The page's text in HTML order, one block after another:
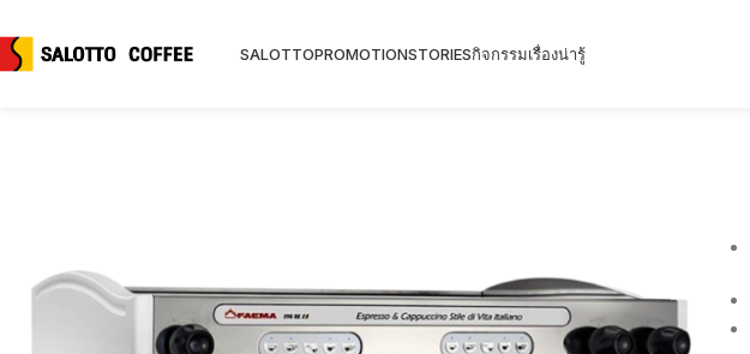
SALOTTOPROMOTIONSTORIESกิจกรรมเรื่องน่ารู้